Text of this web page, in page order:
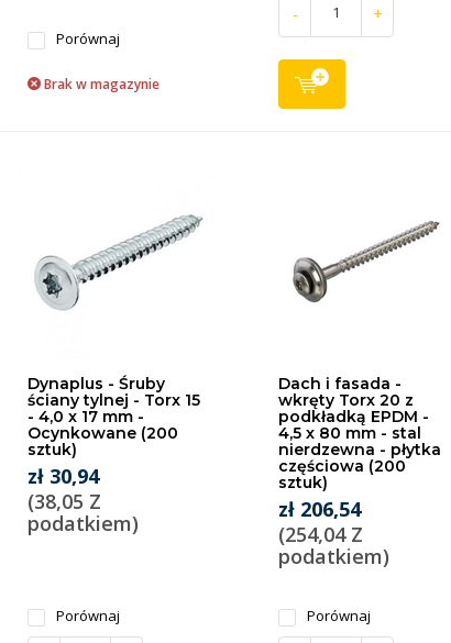
Porównaj
Brak w magazynie
- +
Dynaplus - Śruby
ściany tylnej - Torx 15
- 4,0 x 17 mm -
Ocynkowane (200
sztuk)
zł 30,94
(38,05 Z
podatkiem)
Porównaj
Dach i fasada -
wkręty Torx 20 z
podkładką EPDM -
4,5 x 80 mm - stal
nierdzewna - płytka
częściowa (200
sztuk)
zł 206,54
(254,04 Z
podatkiem)
Porównaj